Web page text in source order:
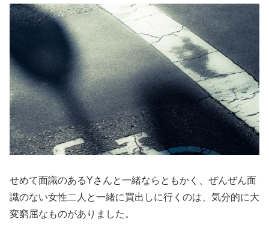
せめて面識のあるYさんと一緒ならともかく、ぜんぜん面
識のない女性二人と一緒に買出しに行くのは、気分的に大
変窮屈なものがありました。